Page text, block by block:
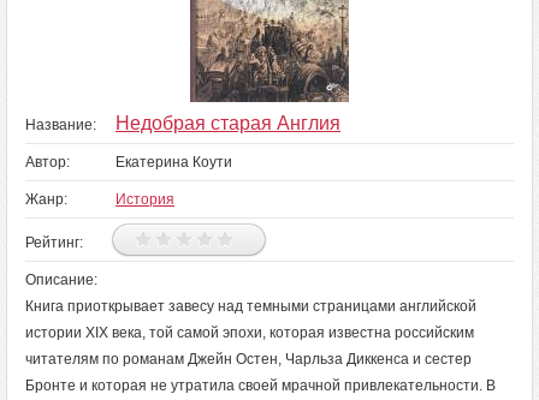
Название: Недобрая старая Англия
Автор: Екатерина Коути
Жанр: История
Рейтинг:
Описание:
Книга приоткрывает завесу над темными страницами английской
истории XIX века, той самой эпохи, которая известна российским
читателям по романам Джейн Остен, Чарльза Диккенса и сестер
Бронте и которая не утратила своей мрачной привлекательности. В